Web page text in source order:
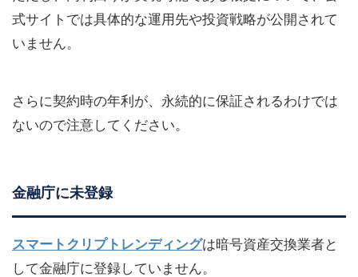
式サイトでは具体的な運用先や投資戦略が公開されて
いません。
さらに契約時の年利が、永続的に保証されるわけでは
ないので注意してください。
金融庁に未登録
スマートクリプトレンディングは暗号資産交換業者と
して金融庁に登録していません。